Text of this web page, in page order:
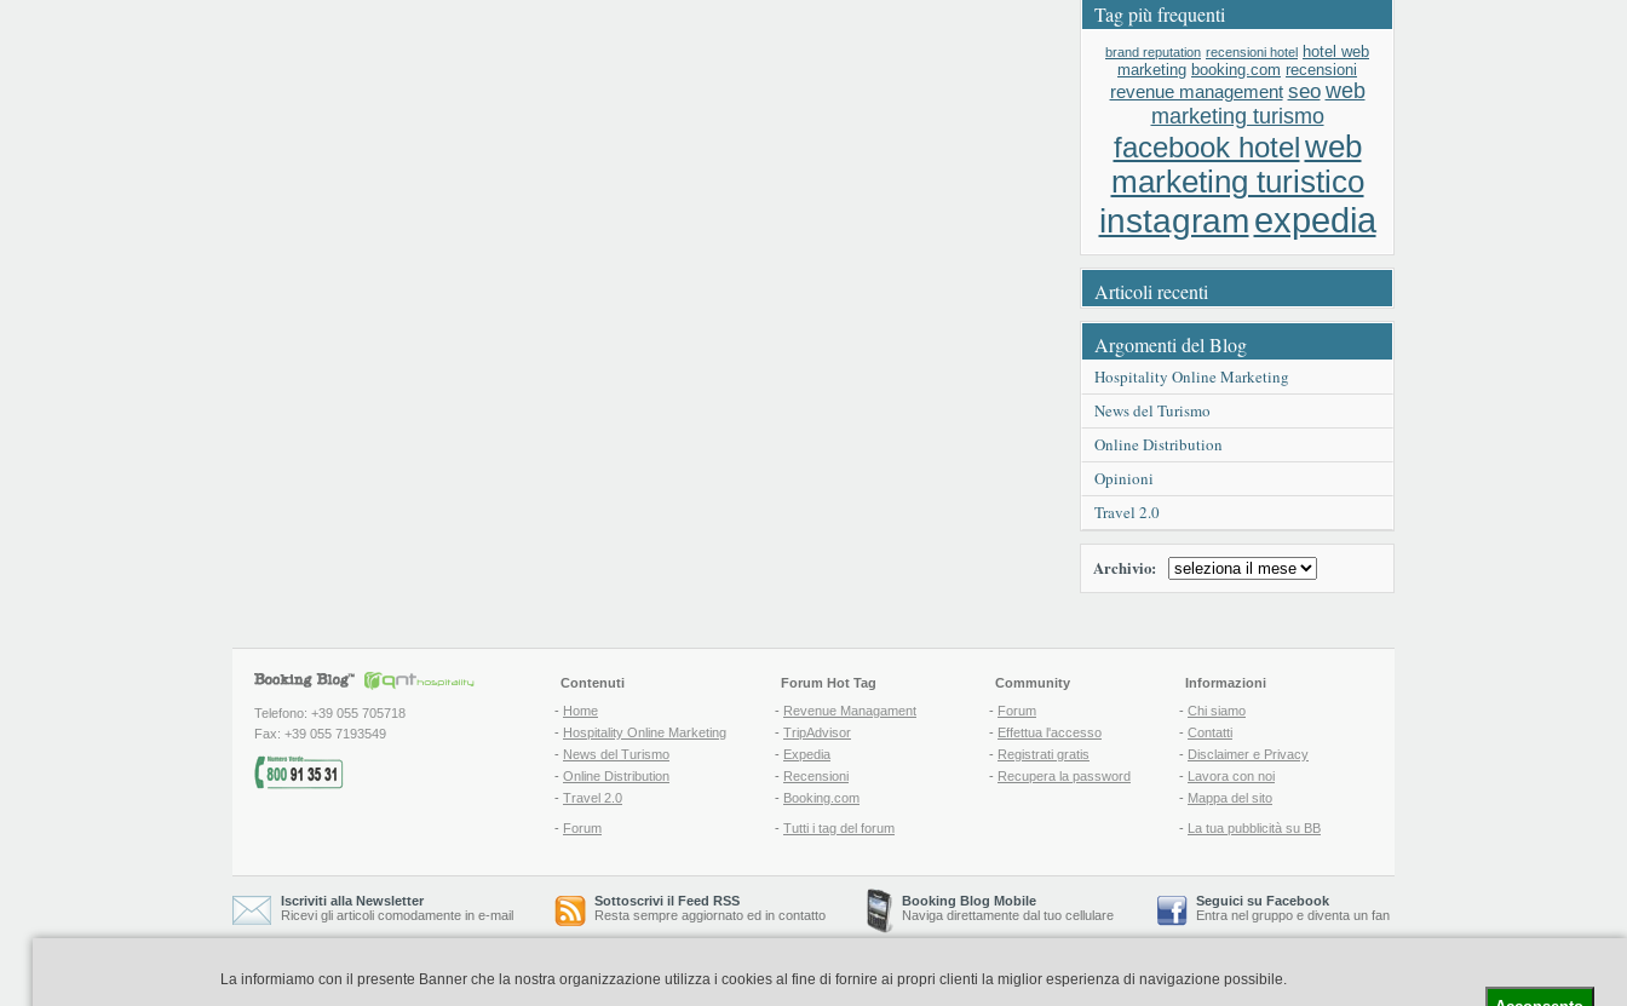
Tag più frequenti
brand reputation recensioni hotel hotel web
marketing booking.com recensioni
revenue management seo web
marketing turismo
facebook hotelweb
marketing turistico
instagramexpedia
Articoli recenti
Argomenti del Blog
Hospitality Online Marketing
News del Turismo
Online Distribution
Opinioni
Travel 2.0
Archivio:
Telefono: +39 055 705718
Fax: +39 055 7193549
Contenuti
- Home
- Hospitality Online Marketing
- News del Turismo
- Online Distribution
- Travel 2.0
- Forum
Forum Hot Tag
- Revenue Managament
- TripAdvisor
- Expedia
- Recensioni
- Booking.com
- Tutti i tag del forum
Community
- Forum
- Effettua l'accesso
- Registrati gratis
- Recupera la password
Informazioni
- Chi siamo
- Contatti
- Disclaimer e Privacy
- Lavora con noi
- Mappa del sito
- La tua pubblicità su BB
Iscriviti alla Newsletter
Ricevi gli articoli comodamente in e-mail
Sottoscrivi il Feed RSS
Resta sempre aggiornato ed in contatto
Booking Blog Mobile
Naviga direttamente dal tuo cellulare
Seguici su Facebook
Entra nel gruppo e diventa un fan
Booking Blog è realizzato e curato da Copyright © 2006-2026 QNT S.r.l. Socio Unico -www.qnt.it-Booking Blog™ -Il blog del Web Marketing Turistico
La informiamo con il presente Banner che la nostra organizzazione utilizza i cookies al fine di fornire ai propri clienti la miglior esperienza di navigazione possibile.